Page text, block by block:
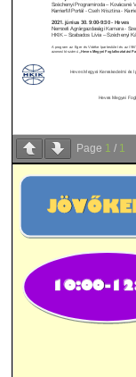
Page 1 / 1